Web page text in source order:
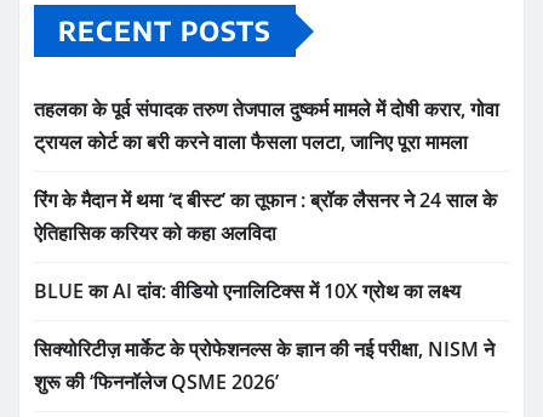
RECENT POSTS
तहलका के पूर्व संपादक तरुण तेजपाल दुष्कर्म मामले में दोषी करार, गोवा
ट्रायल कोर्ट का बरी करने वाला फैसला पलटा, जानिए पूरा मामला
रिंग के मैदान में थमा ‘द बीस्ट’ का तूफान : ब्रॉक लैसनर ने 24 साल के
ऐतिहासिक करियर को कहा अलविदा
BLUE का AI दांव: वीडियो एनालिटिक्स में 10X ग्रोथ का लक्ष्य
सिक्योरिटीज़ मार्केट के प्रोफेशनल्स के ज्ञान की नई परीक्षा, NISM ने
शुरू की ‘फिननॉलेज QSME 2026’